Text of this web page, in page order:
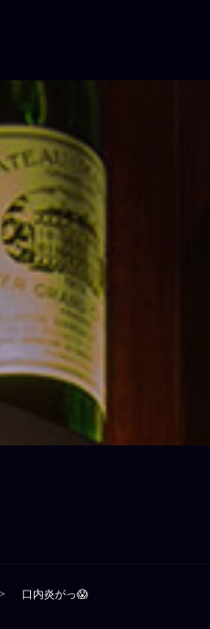
口内炎がっ😱